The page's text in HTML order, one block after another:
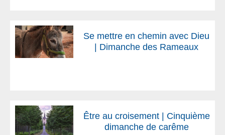
Se mettre en chemin avec Dieu
| Dimanche des Rameaux
Être au croisement | Cinquième
dimanche de carême